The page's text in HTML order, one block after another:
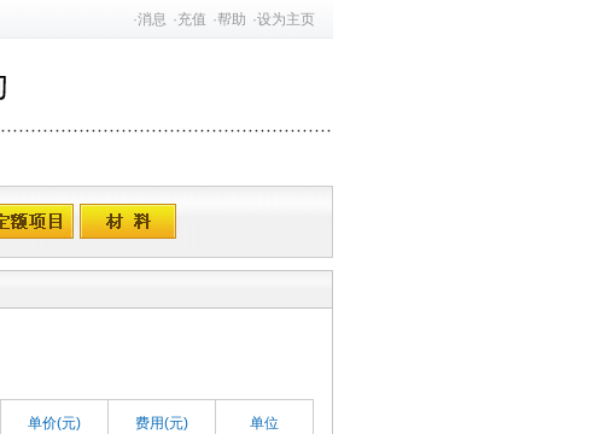
·消息 ·充值 ·帮助 ·设为主页
单价(元) 费用(元) 单位